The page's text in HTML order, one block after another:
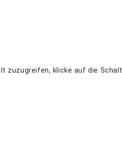
zuzugreifen, klicke auf die